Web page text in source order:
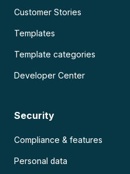
Customer Stories
Templates
Template categories
Developer Center
Security
Compliance & features
Personal data